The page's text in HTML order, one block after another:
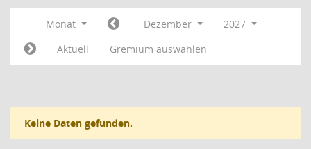
Monat Dezember
2027
Aktuell
Gremium auswählen
Keine Daten gefunden.